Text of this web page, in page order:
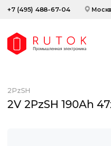
+7 (495) 488-67-04
АККУМУЛЯТОРЫ
2PzSH
2V 2PzSH 190Ah